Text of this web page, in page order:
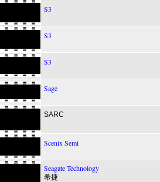
S3
S3
S3
Sage
SARC
Scenix Semi
Seagate Technology
希捷